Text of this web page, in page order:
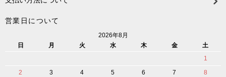
営業日について
2026年8月
日
月 火 水 木 金
土
1
2
3 4 5 6 7
8